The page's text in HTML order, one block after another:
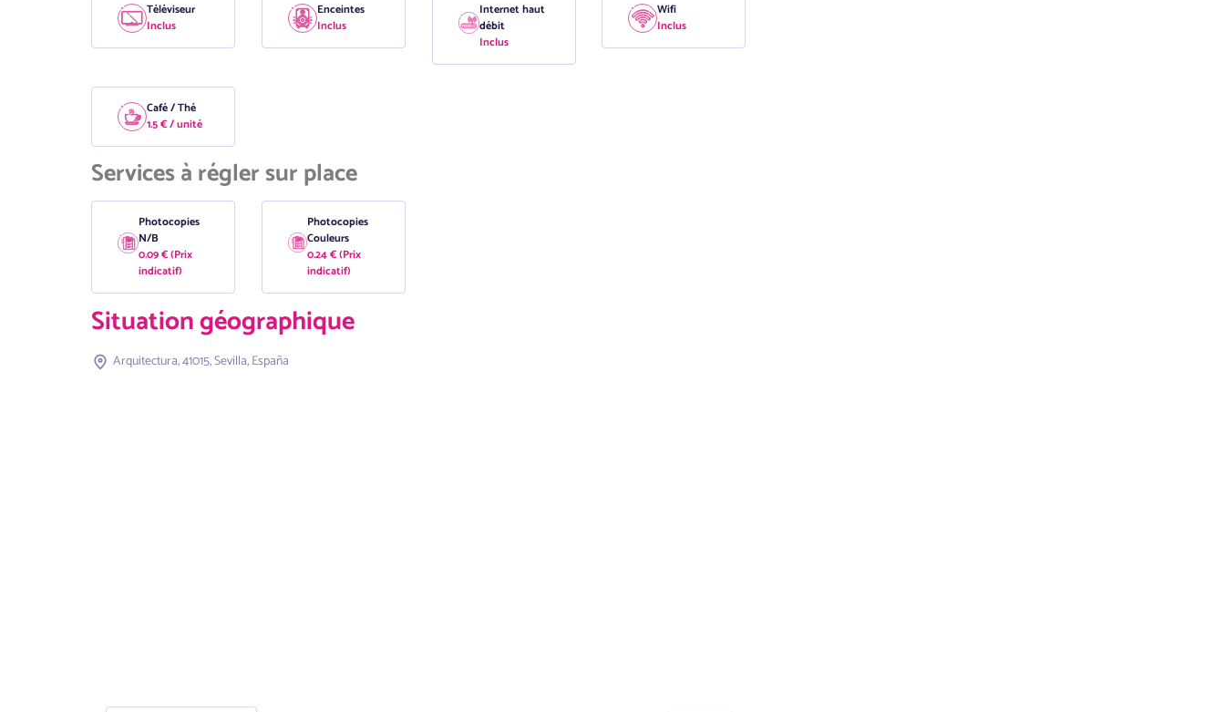
Téléviseur
Inclus
Enceintes
Inclus
Internet haut
débit
Inclus
Wifi
Inclus
Café / Thé
1.5 € / unité
Services à régler sur place
Photocopies
N/B
0.09 € (Prix
indicatif)
Photocopies
Couleurs
0.24 € (Prix
indicatif)
Situation géographique
Arquitectura, 41015, Sevilla, España